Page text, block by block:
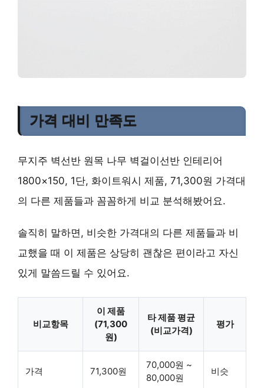
가격 대비 만족도
무지주 벽선반 원목 나무 벽걸이선반 인테리어
1800×150, 1단, 화이트워시 제품, 71,300원 가격대
의 다른 제품들과 꼼꼼하게 비교 분석해봤어요.
솔직히 말하면, 비슷한 가격대의 다른 제품들과 비
교했을 때 이 제품은 상당히 괜찮은 편이라고 자신
있게 말씀드릴 수 있어요.
비교항목
이 제품
(71,300
원)
타 제품 평균
(비교가격)
평가
가격 71,300원
70,000원 ~
80,000원
비슷